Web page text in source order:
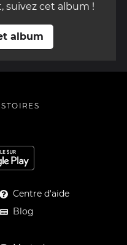
suivez cet album !
album
Centre d'aide
Blog